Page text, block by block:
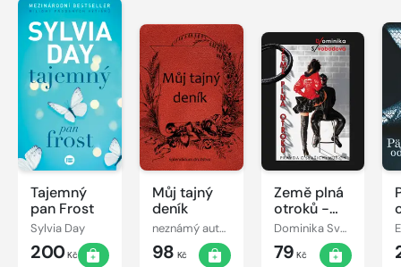
Tajemný
pan Frost
Sylvia Day
200Kč
Můj tajný
deník
neznámý autor
98 Kč
Země plná
otroků -
Pravda o
(vašich)
mužích
Dominika Svobodová
79 Kč